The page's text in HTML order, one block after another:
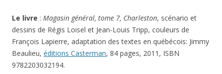
Le livre : Magasin général, tome 7, Charleston, scénario et
dessins de Régis Loisel et Jean-Louis Tripp, couleurs de
François Lapierre, adaptation des textes en québécois: Jimmy
Beaulieu, éditions Casterman, 84 pages, 2011, ISBN
9782203032194.